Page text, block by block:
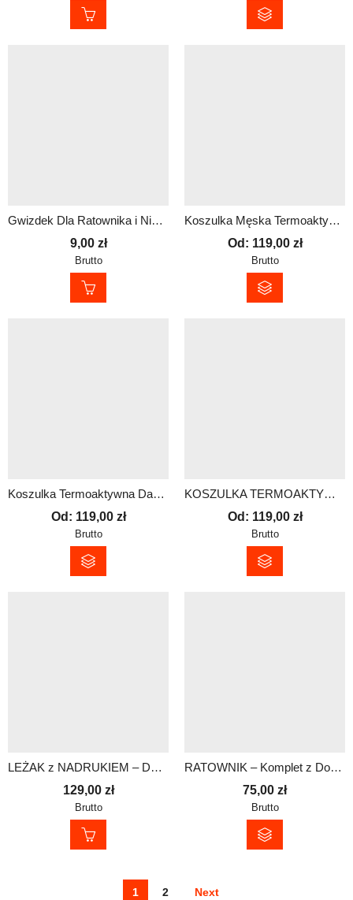
Gwizdek Dla Ratownika i Nie Tylko
9,00 zł
Brutto
Koszulka Męska Termoaktywna z Nadrukiem – Antybakteryjna i Oddychająca
Od: 119,00 zł
Brutto
Koszulka Termoaktywna Damska z Własnym Nadrukiem
Od: 119,00 zł
Brutto
KOSZULKA TERMOAKTYWNA MĘSKA Z DOWOLNYM NADRUKIEM!
Od: 119,00 zł
Brutto
LEŻAK z NADRUKIEM – DOWOLNY NADRUK
129,00 zł
Brutto
RATOWNIK – Komplet z Dowolnym Nadrukiem | Czapka Termoaktywna i Lekki Komin
75,00 zł
Brutto
1 2 Next